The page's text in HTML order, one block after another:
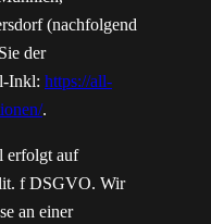
(nachfolgend
der
Inkl: https://all-
.
erfolgt auf
f DSGVO. Wir
an einer